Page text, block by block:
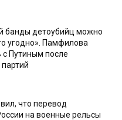
банды детоубийц можно
угодно». Памфилова
с Путиным после
что перевод
на военные рельсы